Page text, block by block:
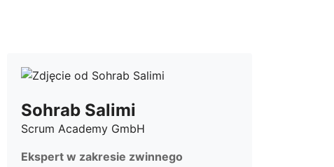
Sohrab Salimi
Scrum Academy GmbH
Ekspert w zakresie zwinnego